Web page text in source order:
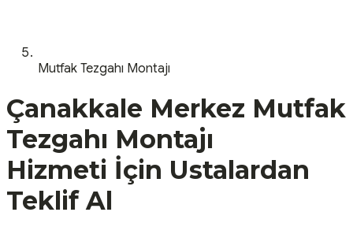
Mutfak Tezgahı Montajı
Çanakkale Merkez Mutfak
Tezgahı Montajı
Hizmeti İçin Ustalardan
Teklif Al